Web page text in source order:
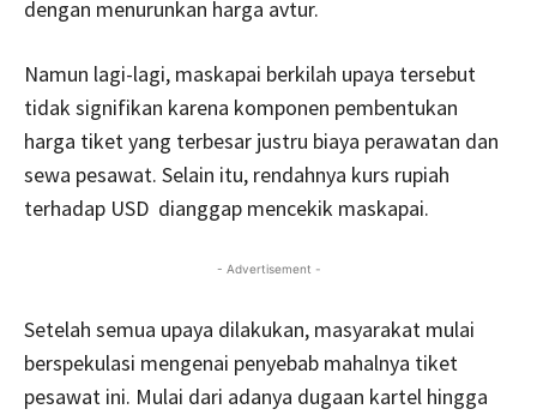
dengan menurunkan harga avtur.
Namun lagi-lagi, maskapai berkilah upaya tersebut
tidak signifikan karena komponen pembentukan
harga tiket yang terbesar justru biaya perawatan dan
sewa pesawat. Selain itu, rendahnya kurs rupiah
terhadap USD dianggap mencekik maskapai.
- Advertisement -
Setelah semua upaya dilakukan, masyarakat mulai
berspekulasi mengenai penyebab mahalnya tiket
pesawat ini. Mulai dari adanya dugaan kartel hingga